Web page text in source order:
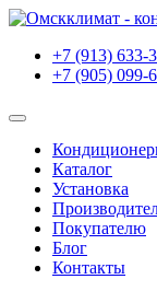
+7 (913) 633-
+7 (905) 099-
Каталог
Установка
Покупателю
Блог
Контакты